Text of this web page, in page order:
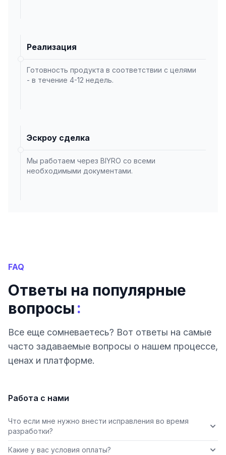
Реализация
Готовность продукта в соответствии с целями
- в течение 4-12 недель.
Эскроу сделка
Мы работаем через BIYRO со всеми
необходимыми документами.
FAQ
Ответы на популярные
вопросы:
Все еще сомневаетесь? Вот ответы на самые
часто задаваемые вопросы о нашем процессе,
ценах и платформе.
Работа с нами
Что если мне нужно внести исправления во время
разработки?
Какие у вас условия оплаты?